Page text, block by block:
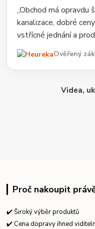
„Obchod má
kanalizace, dobré
vstřícné jednání a
Ověřený
Videa,
Proč nakoupit
✔️ Široký výběr produktů
✔️ Cena dopravy ihned